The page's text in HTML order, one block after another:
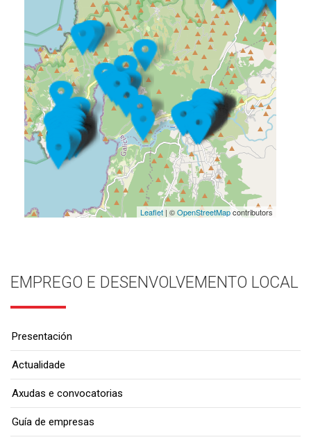
Leaflet| ©OpenStreetMapcontributors
EMPREGO E DESENVOLVEMENTO LOCAL
Presentación
Actualidade
Axudas e convocatorias
Guía de empresas